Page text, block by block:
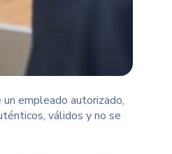
empleado autorizado,
válidos y no se